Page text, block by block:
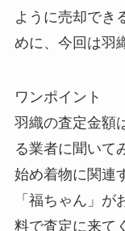
ように売却でき
めに、今回は羽
ワンポイント
羽織の査定金額
る業者に聞いて
始め着物に関連
「福ちゃん」
料で査定に来て